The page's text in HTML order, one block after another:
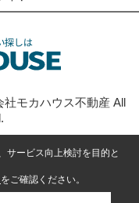
モカハウス不動産 All
サービス向上検討を目的と
をご確認ください。